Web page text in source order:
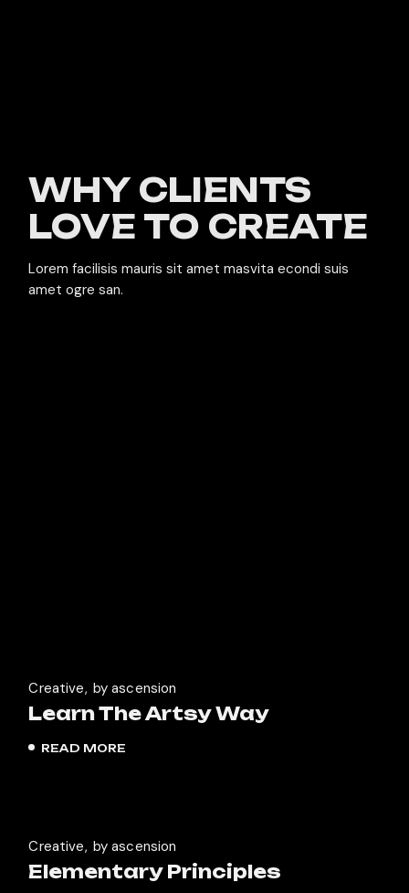
WHY CLIENTS
LOVE TO CREATE
Lorem facilisis mauris sit amet masvita econdi suis
amet ogre san.
Creative by ascension
Learn The Artsy Way
READ MORE
Creative by ascension
Elementary Principles